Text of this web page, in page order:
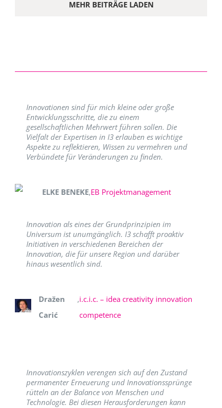
MEHR BEITRÄGE LADEN
Innovationen sind für mich kleine oder große
Entwicklungsschritte, die zu einem
gesellschaftlichen Mehrwert führen sollen. Die
Vielfalt der Expertisen in I3 erlauben es wichtige
Aspekte zu reflektieren, Wissen zu vermehren und
Verbündete für Veränderungen zu finden.
ELKE BENEKE,EB Projektmanagement
Innovation als eines der Grundprinzipien im
Universum ist unumgänglich. I3 schafft proaktiv
Initiativen in verschiedenen Bereichen der
Innovation, die für unsere Region und darüber
hinaus wesentlich sind.
Dražen
Carić
,i.c.i.c. – idea creativity innovation
competence
Innovationszyklen verengen sich auf den Zustand
permanenter Erneuerung und Innovationssprünge
rütteln an der Balance von Menschen und
Technologie. Bei diesen Herausforderungen kann